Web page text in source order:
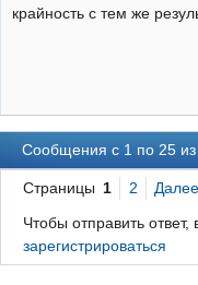
крайность с тем же
Сообщения с 1 по 25 из
Страницы 1 2 Далее
Чтобы отправить
зарегистрироваться